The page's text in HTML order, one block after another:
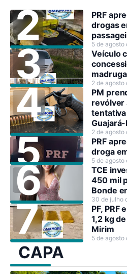
PRF
drogas
5 de agosto
Veículo
2 de agosto
PM
revólver
2 de agosto
PRF
droga
5 de agosto
TCE
450 mil
Bonde
30 de julho
PF, PRF
1,2 kg
Mirim
5 de agosto
CAPA